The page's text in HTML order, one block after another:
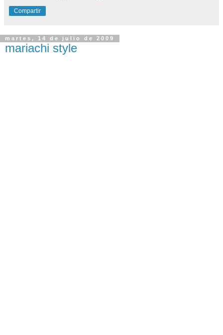
Compartir
martes, 14 de julio de 2009
mariachi style